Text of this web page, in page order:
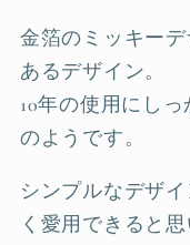
金箔のミッキー
あるデザイン。
10年の使用にし
のようです。
シンプルなデザ
く愛用できると